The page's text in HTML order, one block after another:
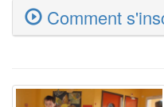
Comment